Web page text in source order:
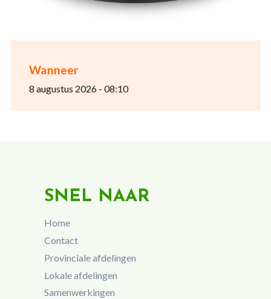
Wanneer
8 augustus 2026 - 08:10
SNEL NAAR
Home
Contact
Provinciale afdelingen
Lokale afdelingen
Samenwerkingen